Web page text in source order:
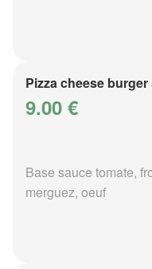
Pizza cheese burger
9.00 €
Base sauce tomate,
merguez, oeuf